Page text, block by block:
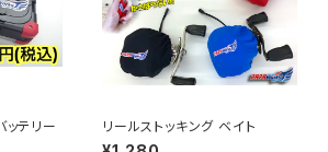
ッテリー リールストッキング ベイト